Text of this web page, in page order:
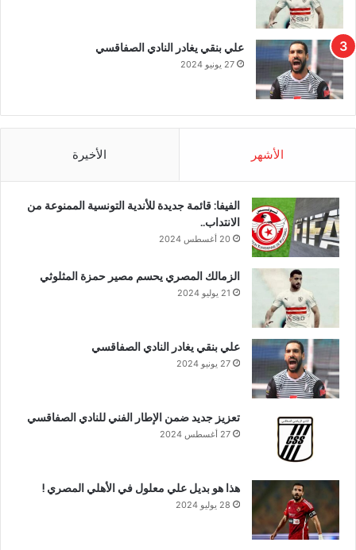
علي بنقي يغادر النادي الصفاقسي
27 يونيو 2024
الأشهر الأخيرة
الفيفا: قائمة جديدة للأندية التونسية الممنوعة من
الانتداب..
20 أغسطس 2024
الزمالك المصري يحسم مصير حمزة المثلوثي
21 يوليو 2024
علي بنقي يغادر النادي الصفاقسي
27 يونيو 2024
تعزيز جديد ضمن الإطار الفني للنادي الصفاقسي
27 أغسطس 2024
هذا هو بديل علي معلول في الأهلي المصري !
28 يوليو 2024